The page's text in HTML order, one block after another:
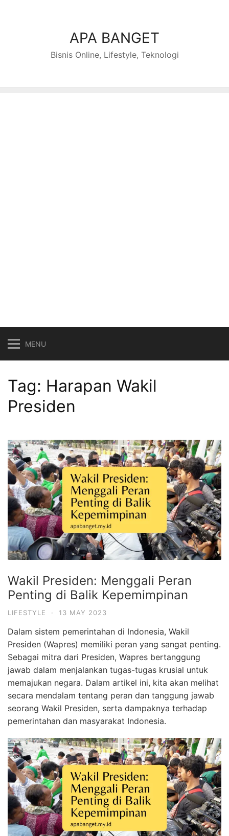
APA BANGET
Bisnis Online, Lifestyle, Teknologi
MENU
Tag: Harapan Wakil
Presiden
Wakil Presiden: Menggali Peran
Penting di Balik Kepemimpinan
LIFESTYLE · 13 MAY 2023
Dalam sistem pemerintahan di Indonesia, Wakil
Presiden (Wapres) memiliki peran yang sangat penting.
Sebagai mitra dari Presiden, Wapres bertanggung
jawab dalam menjalankan tugas-tugas krusial untuk
memajukan negara. Dalam artikel ini, kita akan melihat
secara mendalam tentang peran dan tanggung jawab
seorang Wakil Presiden, serta dampaknya terhadap
pemerintahan dan masyarakat Indonesia.